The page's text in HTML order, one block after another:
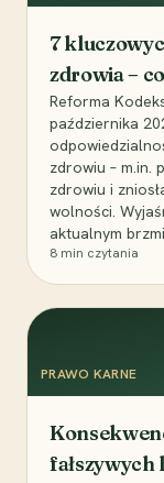
7
zdrowia –
Reforma
października
zdrowiu – m.in.
zdrowiu i
wolności.
aktualnym
8 min czytania
PRAWO KARNE
fałszywych